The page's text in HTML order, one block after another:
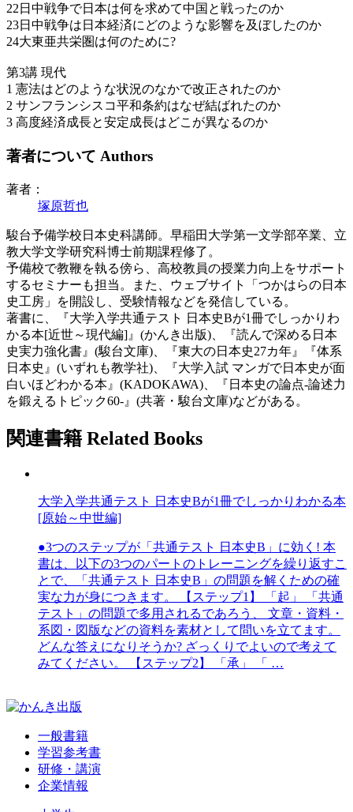
22日中戦争で日本は何を求めて中国と戦ったのか
23日中戦争は日本経済にどのような影響を及ぼしたのか
24大東亜共栄圏は何のために?
第3講 現代
1 憲法はどのような状況のなかで改正されたのか
2 サンフランシスコ平和条約はなぜ結ばれたのか
3 高度経済成長と安定成長はどこが異なるのか
著者について Authors
著者：
塚原哲也
駿台予備学校日本史科講師。早稲田大学第一文学部卒業、立
教大学文学研究科博士前期課程修了。
予備校で教鞭を執る傍ら、高校教員の授業力向上をサポート
するセミナーも担当。また、ウェブサイト「つかはらの日本
史工房」を開設し、受験情報などを発信している。
著書に、『大学入学共通テスト 日本史Bが1冊でしっかりわ
かる本[近世～現代編]』(かんき出版)、『読んで深める日本
史実力強化書』(駿台文庫)、『東大の日本史27カ年』『体系
日本史』(いずれも教学社)、『大学入試 マンガで日本史が面
白いほどわかる本』(KADOKAWA)、『日本史の論点-論述力
を鍛えるトピック60-』(共著・駿台文庫)などがある。
関連書籍 Related Books
大学入学共通テスト 日本史Bが1冊でしっかりわかる本
[原始～中世編]
●3つのステップが「共通テスト 日本史B」に効く! 本
書は、以下の3つのパートのトレーニングを繰り返すこ
とで、「共通テスト 日本史B」の問題を解くための確
実な力が身につきます。 【ステップ1】 「起」 「共通
テスト」の問題で多用されるであろう、 文章・資料・
系図・図版などの資料を素材として問いを立てます。
どんな答えになりそうか? ざっくりでよいので考えて
みてください。 【ステップ2】 「承」 「 …
一般書籍
学習参考書
研修・講演
企業情報